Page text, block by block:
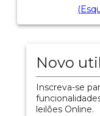
Novo
Inscreva-se
leilões Online.